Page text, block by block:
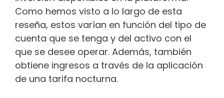
Como hemos visto a lo largo de esta
reseña, estos varían en función del tipo de
cuenta que se tenga y del activo con el
que se desee operar. Además, también
obtiene ingresos a través de la aplicación
de una tarifa nocturna.